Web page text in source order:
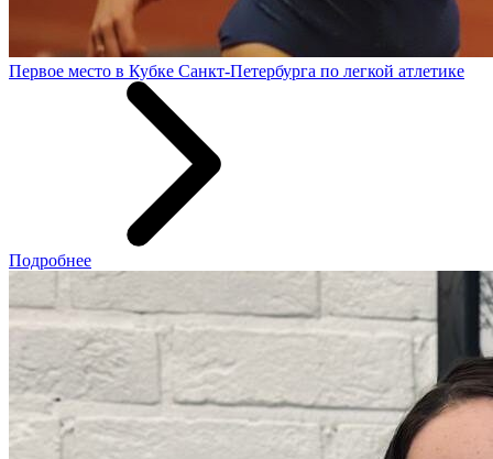
Первое место в Кубке Санкт-Петербурга по легкой атлетике
Подробнее